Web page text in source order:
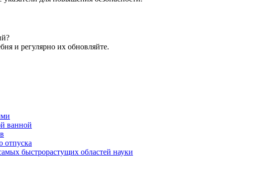
и регулярно их обновляйте.
ванной
отпуска
быстрорастущих областей науки